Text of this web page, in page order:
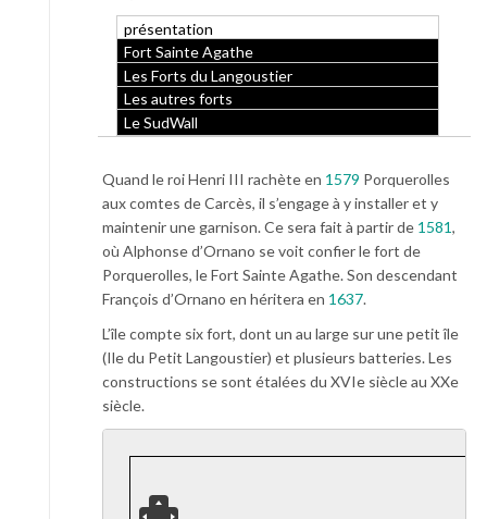
présentation
Fort Sainte Agathe
Les Forts du Langoustier
Les autres forts
Le SudWall
Quand le roi Henri III rachète en 1579 Porquerolles
aux comtes de Carcès, il s’engage à y installer et y
maintenir une garnison. Ce sera fait à partir de 1581,
où Alphonse d’Ornano se voit confier le fort de
Porquerolles, le Fort Sainte Agathe. Son descendant
François d’Ornano en héritera en 1637.
L’île compte six fort, dont un au large sur une petit île
(Ile du Petit Langoustier) et plusieurs batteries. Les
constructions se sont étalées du XVIe siècle au XXe
siècle.